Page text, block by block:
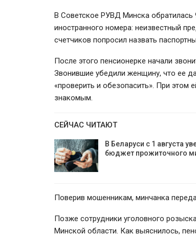
В Советское РУВД Минска
иностранного номера: неизвестный
счетчиков попросил назвать
После этого пенсионерке начали
Звонившие убедили женщину, что ее
«проверить и обезопасить». При этом
знакомым.
СЕЙЧАС ЧИТАЮТ
В Беларуси с 1 августа
бюджет прожиточного
Поверив мошенникам, минчанка
Позже сотрудники уголовного
Минской области. Как выяснилось,